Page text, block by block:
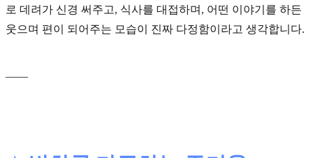
로 데려가 신경 써주고, 식사를 대접하며, 어떤 이야기를 하든
웃으며 편이 되어주는 모습이 진짜 다정함이라고 생각합니다.